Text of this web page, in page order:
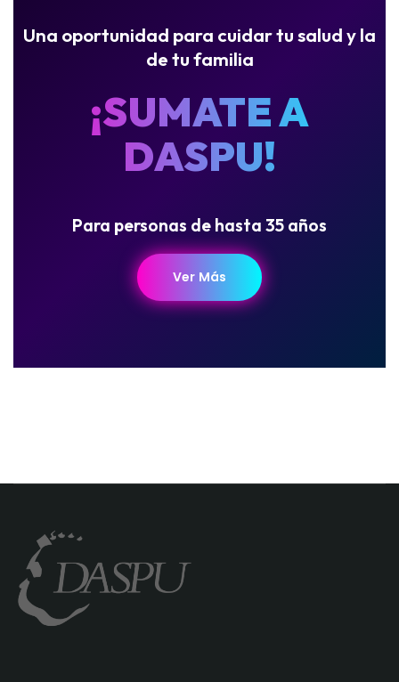
Una oportunidad para cuidar tu salud y la
de tu familia
¡SUMATE A
DASPU!
Para personas de hasta 35 años
Ver Más